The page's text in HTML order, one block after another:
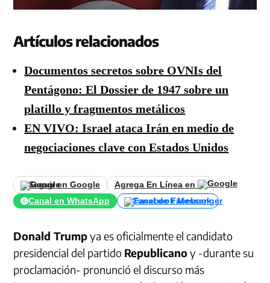
Artículos relacionados
Documentos secretos sobre OVNIs del
Pentágono: El Dossier de 1947 sobre un
platillo y fragmentos metálicos
EN VIVO: Israel ataca Irán en medio de
negociaciones clave con Estados Unidos
Seguir en Google
Agrega En Línea en
Canal en WhatsApp
Canal de Facebook
Donald Trumpya es oficialmente el candidato
presidencial del partido Republicanoy -durante su
proclamación- pronunció el discurso más